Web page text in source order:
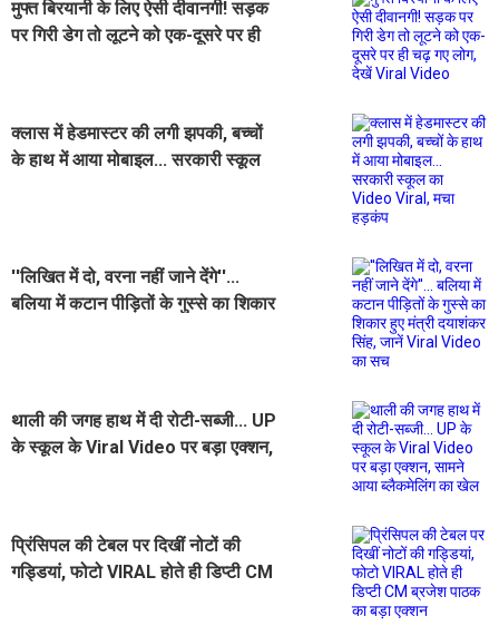
मुफ्त बिरयानी के लिए ऐसी दीवानगी! सड़क
पर गिरी डेग तो लूटने को एक-दूसरे पर ही
क्लास में हेडमास्टर की लगी झपकी, बच्चों
के हाथ में आया मोबाइल... सरकारी स्कूल
''लिखित में दो, वरना नहीं जाने देंगे''...
बलिया में कटान पीड़ितों के गुस्से का शिकार
थाली की जगह हाथ में दी रोटी-सब्जी... UP
के स्कूल के Viral Video पर बड़ा एक्शन,
प्रिंसिपल की टेबल पर दिखीं नोटों की
गड्डियां, फोटो VIRAL होते ही डिप्टी CM